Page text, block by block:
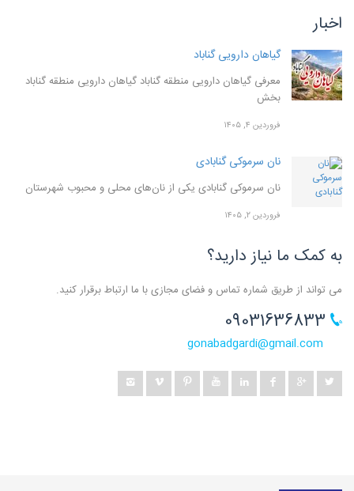
اخبار
گیاهان دارویی گناباد
معرفی گیاهان دارویی منطقه گناباد گیاهان دارویی منطقه گناباد
بخش
فروردین ۴, ۱۴۰۵
نان سرموکی گنابادی
نان سرموکی گنابادی یکی از نان‌های محلی و محبوب شهرستان
فروردین ۲, ۱۴۰۵
به کمک ما نیاز دارید؟
می تواند از طریق شماره تماس و فضای مجازی با ما ارتباط برقرار کنید.
gonabadgardi@gmail.com